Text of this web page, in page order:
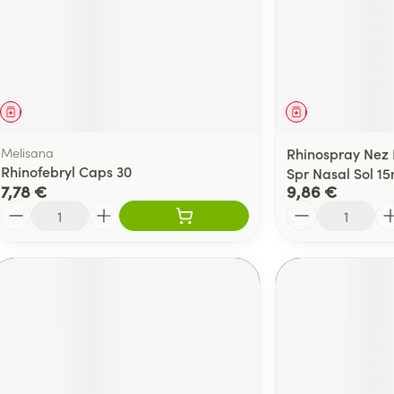
Médicament
Melisana
Rhinofebryl Caps 30
7,78 €
Médicament
Rhinospray Nez
Spr Nasal Sol
9,86 €